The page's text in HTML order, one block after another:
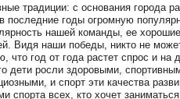
традиции: с основания города
последние годы огромную
нашей команды, ее
Видя наши победы, никто не
год от года растет спрос и на
дети росли здоровыми,
и спорт эти качества
спорта всех, кто хочет